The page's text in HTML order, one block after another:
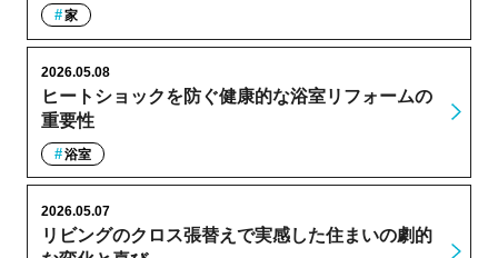
家
ヒートショックを防ぐ健康的な浴室リフォームの
重要性
2026.05.08
浴室
リビングのクロス張替えで実感した住まいの劇的
2026.05.07